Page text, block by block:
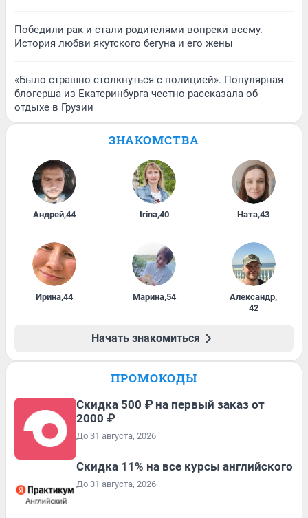
Победили рак и стали родителями вопреки всему.
История любви якутского бегуна и его жены
«Было страшно столкнуться с полицией». Популярная
блогерша из Екатеринбурга честно рассказала об
отдыхе в Грузии
ЗНАКОМСТВА
Андрей,44 Irina,40 Ната,43
Ирина,44 Марина,54 Александр,
42
Начать знакомиться
ПРОМОКОДЫ
Скидка 500 ₽ на первый заказ от
2000 ₽
До 31 августа, 2026
Скидка 11% на все курсы английского
До 31 августа, 2026